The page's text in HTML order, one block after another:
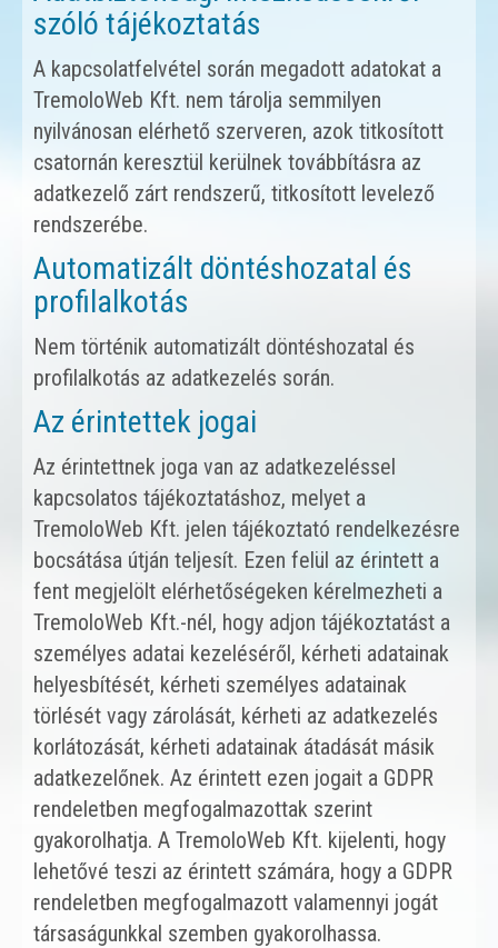
szóló tájékoztatás
A kapcsolatfelvétel során megadott adatokat a
TremoloWeb Kft. nem tárolja semmilyen
nyilvánosan elérhető szerveren, azok titkosított
csatornán keresztül kerülnek továbbításra az
adatkezelő zárt rendszerű, titkosított levelező
rendszerébe.
Automatizált döntéshozatal és
profilalkotás
Nem történik automatizált döntéshozatal és
profilalkotás az adatkezelés során.
Az érintettek jogai
Az érintettnek joga van az adatkezeléssel
kapcsolatos tájékoztatáshoz, melyet a
TremoloWeb Kft. jelen tájékoztató rendelkezésre
bocsátása útján teljesít. Ezen felül az érintett a
fent megjelölt elérhetőségeken kérelmezheti a
TremoloWeb Kft.-nél, hogy adjon tájékoztatást a
személyes adatai kezeléséről, kérheti adatainak
helyesbítését, kérheti személyes adatainak
törlését vagy zárolását, kérheti az adatkezelés
korlátozását, kérheti adatainak átadását másik
adatkezelőnek. Az érintett ezen jogait a GDPR
rendeletben megfogalmazottak szerint
gyakorolhatja. A TremoloWeb Kft. kijelenti, hogy
lehetővé teszi az érintett számára, hogy a GDPR
rendeletben megfogalmazott valamennyi jogát
társaságunkkal szemben gyakorolhassa.